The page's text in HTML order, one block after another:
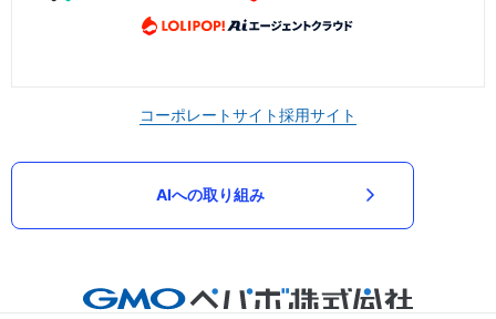
コーポレートサイト採用サイト
AIへの取り組み